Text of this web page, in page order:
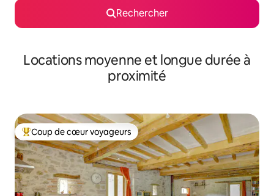
Rechercher
Locations moyenne et longue durée à
proximité
Coups de cœur voyageurs les plus appréciés
Coup de cœur voyageurs